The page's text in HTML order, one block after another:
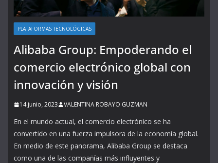
PLATAFORMAS TECNOLÓGICAS
Alibaba Group: Empoderando el
comercio electrónico global con
innovación y visión
14 junio, 2023 VALENTINA ROBAYO GUZMAN
En el mundo actual, el comercio electrónico se ha
convertido en una fuerza impulsora de la economía global.
En medio de este panorama, Alibaba Group se destaca
como una de las compañías más influyentes y